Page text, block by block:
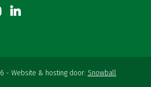
Website & hosting door: Snowball